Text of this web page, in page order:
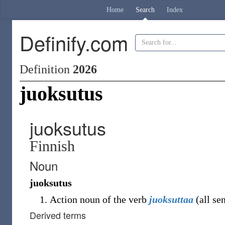
Home Search Index
Definify.com
Definition 2026
juoksutus
juoksutus
Finnish
Noun
juoksutus
Action noun of the verb juoksuttaa (all
Derived terms